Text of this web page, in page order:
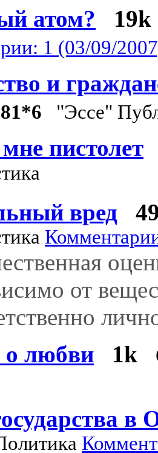
атом?
19k
1 (03/09/
и
"Эссе"
пистолет
вред
от
о любви
1k
в